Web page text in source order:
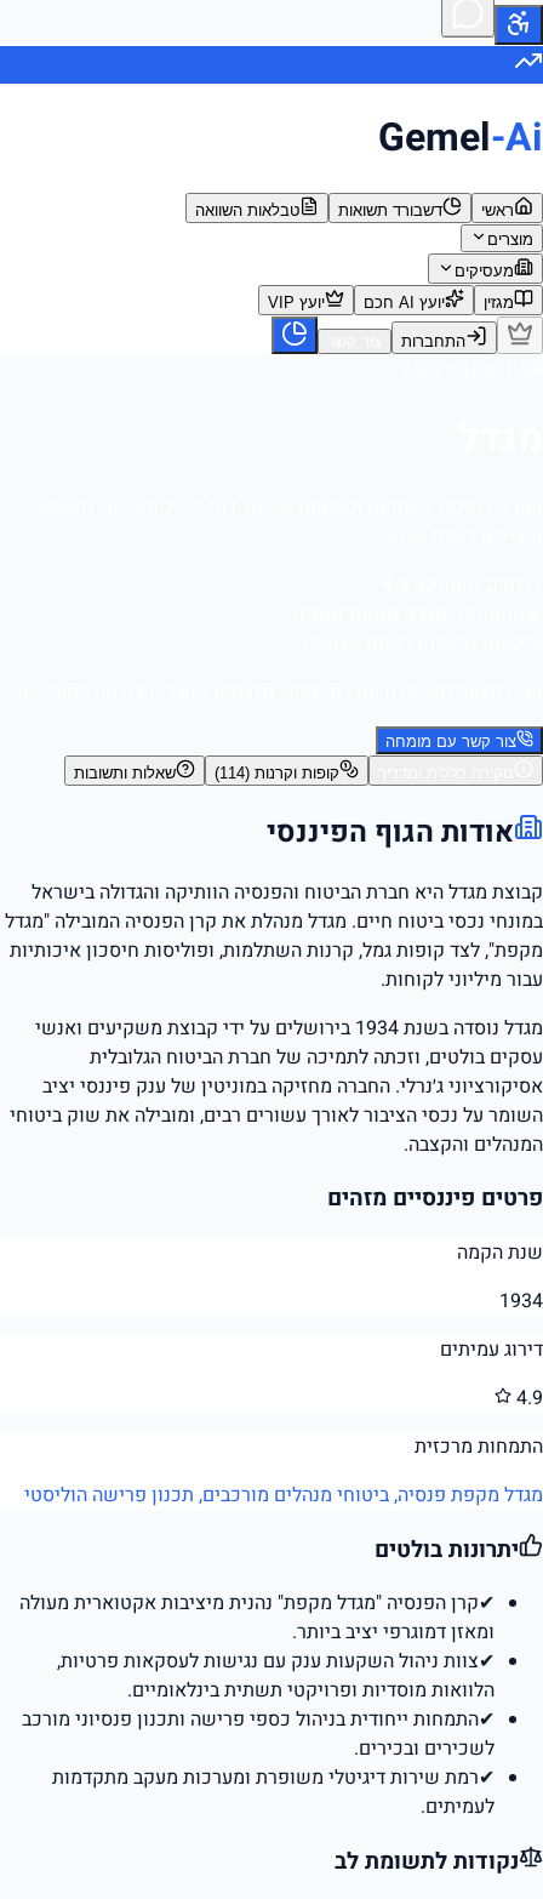
Gemel-Ai
ראשי דשבורד תשואות
טבלאות השוואה
מוצרים
מעסיקים
מגזין
יועץ AI חכם יועץ VIP
התחברות
צור קשר עם מומחה
קופות וקרנות (114) שאלות ותשובות
אודות הגוף הפיננסי
קבוצת מגדל היא חברת הביטוח והפנסיה הוותיקה והגדולה בישראל
במונחי נכסי ביטוח חיים. מגדל מנהלת את קרן הפנסיה המובילה "מגדל
מקפת", לצד קופות גמל, קרנות השתלמות, ופוליסות חיסכון איכותיות
עבור מיליוני לקוחות.
מגדל נוסדה בשנת 1934 בירושלים על ידי קבוצת משקיעים ואנשי
עסקים בולטים, וזכתה לתמיכה של חברת הביטוח הגלובלית
אסיקורציוני ג׳נרלי. החברה מחזיקה במוניטין של ענק פיננסי יציב
השומר על נכסי הציבור לאורך עשורים רבים, ומובילה את שוק ביטוחי
המנהלים והקצבה.
פרטים פיננסיים מזהים
שנת הקמה
1934
דירוג עמיתים
4.9
התמחות מרכזית
מגדל מקפת פנסיה, ביטוחי מנהלים מורכבים, תכנון פרישה הוליסטי
יתרונות בולטים
✔קרן הפנסיה "מגדל מקפת" נהנית מיציבות אקטוארית מעולה
ומאזן דמוגרפי יציב ביותר.
✔צוות ניהול השקעות ענק עם נגישות לעסקאות פרטיות,
הלוואות מוסדיות ופרויקטי תשתית בינלאומיים.
✔התמחות ייחודית בניהול כספי פרישה ותכנון פנסיוני מורכב
לשכירים ובכירים.
✔רמת שירות דיגיטלי משופרת ומערכות מעקב מתקדמות
לעמיתים.
נקודות לתשומת לב